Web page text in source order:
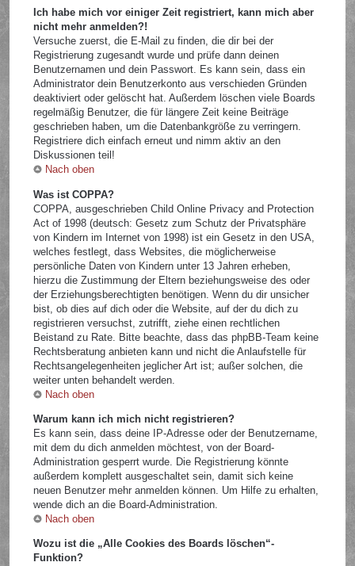
Ich habe mich vor einiger Zeit registriert, kann mich aber
nicht mehr anmelden?!
Versuche zuerst, die E-Mail zu finden, die dir bei der
Registrierung zugesandt wurde und prüfe dann deinen
Benutzernamen und dein Passwort. Es kann sein, dass ein
Administrator dein Benutzerkonto aus verschieden Gründen
deaktiviert oder gelöscht hat. Außerdem löschen viele Boards
regelmäßig Benutzer, die für längere Zeit keine Beiträge
geschrieben haben, um die Datenbankgröße zu verringern.
Registriere dich einfach erneut und nimm aktiv an den
Diskussionen teil!
Nach oben
Was ist COPPA?
COPPA, ausgeschrieben Child Online Privacy and Protection
Act of 1998 (deutsch: Gesetz zum Schutz der Privatsphäre
von Kindern im Internet von 1998) ist ein Gesetz in den USA,
welches festlegt, dass Websites, die möglicherweise
persönliche Daten von Kindern unter 13 Jahren erheben,
hierzu die Zustimmung der Eltern beziehungsweise des oder
der Erziehungsberechtigten benötigen. Wenn du dir unsicher
bist, ob dies auf dich oder die Website, auf der du dich zu
registrieren versuchst, zutrifft, ziehe einen rechtlichen
Beistand zu Rate. Bitte beachte, dass das phpBB-Team keine
Rechtsberatung anbieten kann und nicht die Anlaufstelle für
Rechtsangelegenheiten jeglicher Art ist; außer solchen, die
weiter unten behandelt werden.
Nach oben
Warum kann ich mich nicht registrieren?
Es kann sein, dass deine IP-Adresse oder der Benutzername,
mit dem du dich anmelden möchtest, von der Board-
Administration gesperrt wurde. Die Registrierung könnte
außerdem komplett ausgeschaltet sein, damit sich keine
neuen Benutzer mehr anmelden können. Um Hilfe zu erhalten,
wende dich an die Board-Administration.
Nach oben
Wozu ist die „Alle Cookies des Boards löschen“-
Funktion?